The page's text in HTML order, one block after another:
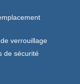
verrouillage
de sécurité